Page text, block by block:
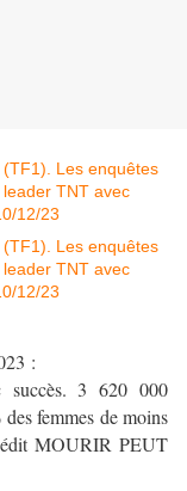
:
3 620 000
femmes de moins
MOURIR PEUT